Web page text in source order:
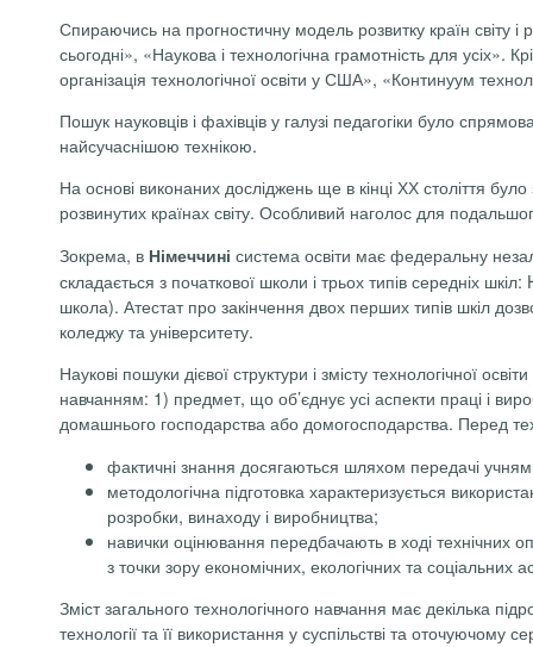
Спираючись на прогностичну модель розвитку країн світу і
сьогодні», «Наукова і технологічна грамотність для усіх».
організація технологічної освіти у США», «Континуум
Пошук науковців і фахівців у галузі педагогіки було
найсучаснішою технікою.
На основі виконаних досліджень ще в кінці ХХ століття
розвинутих країнах світу. Особливий наголос для
Зокрема, в Німеччині система освіти має федеральну
складається з початкової школи і трьох типів середніх
школа). Атестат про закінчення двох перших типів шкіл
коледжу та університету.
Наукові пошуки дієвої структури і змісту технологічної
навчанням: 1) предмет, що об’єднує усі аспекти праці і
домашнього господарства або домогосподарства. Перед
фактичні знання досягаються шляхом передачі учням
методологічна підготовка характеризується
розробки, винаходу і виробництва;
навички оцінювання передбачають в ході технічних
з точки зору економічних, екологічних та соціальних
Зміст загального технологічного навчання має декілька
технології та її використання у суспільстві та оточуючому